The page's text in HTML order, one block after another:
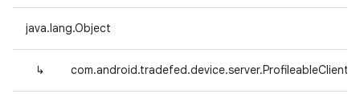
java.lang.Object
↳